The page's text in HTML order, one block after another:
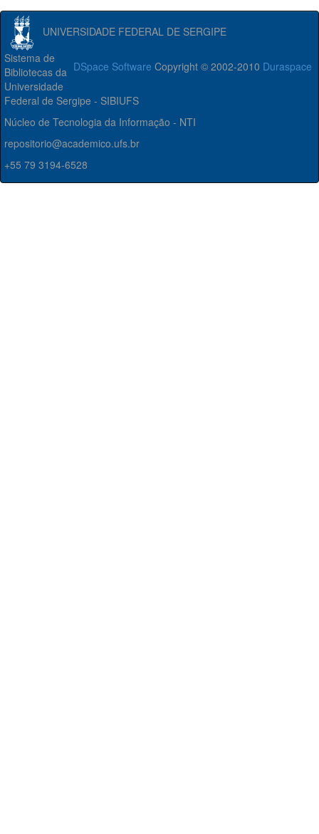
UNIVERSIDADE FEDERAL DE SERGIPE
DSpace Software Copyright © 2002-2010 Duraspace
Sistema de
Bibliotecas da
Universidade
Federal de Sergipe - SIBIUFS
Núcleo de Tecnologia da Informação - NTI
repositorio@academico.ufs.br
+55 79 3194-6528